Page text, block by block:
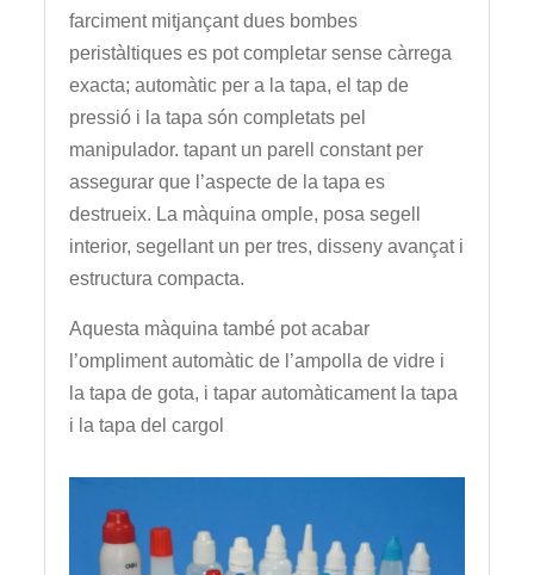
farciment mitjançant dues bombes
peristàltiques es pot completar sense càrrega
exacta; automàtic per a la tapa, el tap de
pressió i la tapa són completats pel
manipulador. tapant un parell constant per
assegurar que l’aspecte de la tapa es
destrueix. La màquina omple, posa segell
interior, segellant un per tres, disseny avançat i
estructura compacta.
Aquesta màquina també pot acabar
l’ompliment automàtic de l’ampolla de vidre i
la tapa de gota, i tapar automàticament la tapa
i la tapa del cargol